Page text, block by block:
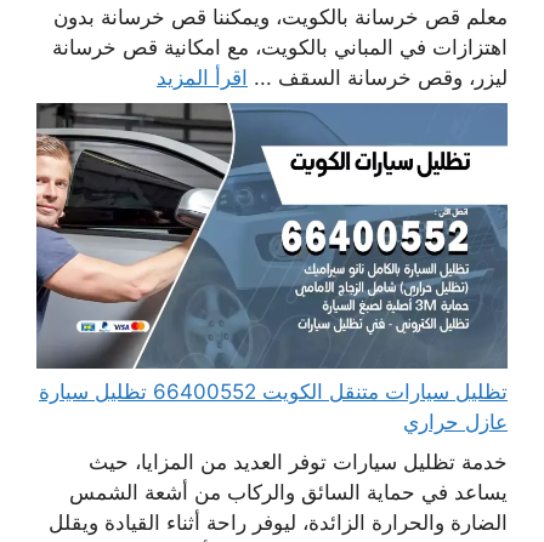
معلم قص خرسانة بالكويت، ويمكننا قص خرسانة بدون
اهتزازات في المباني بالكويت، مع امكانية قص خرسانة
ليزر، وقص خرسانة السقف ... اقرأ المزيد
تظليل سيارات متنقل الكويت 66400552 تظليل سيارة
عازل حراري
خدمة تظليل سيارات توفر العديد من المزايا، حيث
يساعد في حماية السائق والركاب من أشعة الشمس
الضارة والحرارة الزائدة، ليوفر راحة أثناء القيادة ويقلل